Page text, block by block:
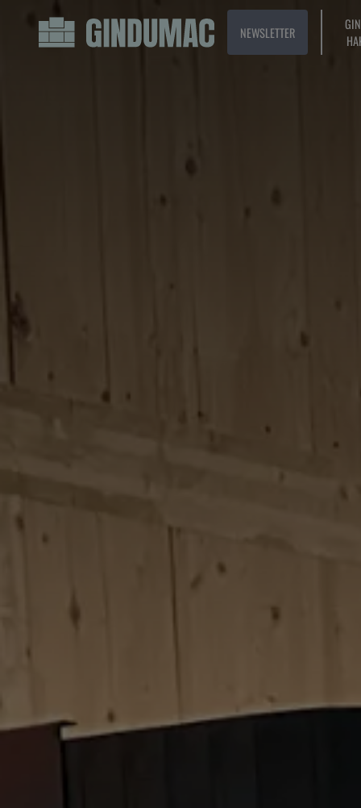
NEWSLETTER